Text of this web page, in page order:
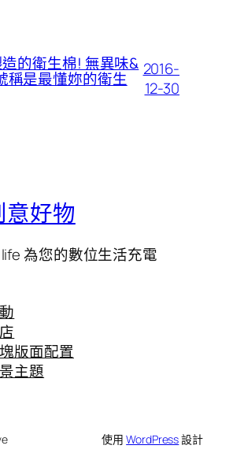
的衛生棉! 無異味&
稱是最懂妳的衛生
2016-
12-30
好物
為您的數位生活充電
版面配置
主題
使用WordPress設計